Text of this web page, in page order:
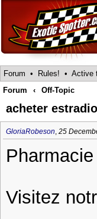
Forum • Rules! • Active
Forum
‹ Off-Topic
acheter
GloriaRobeson, 25
Visitez